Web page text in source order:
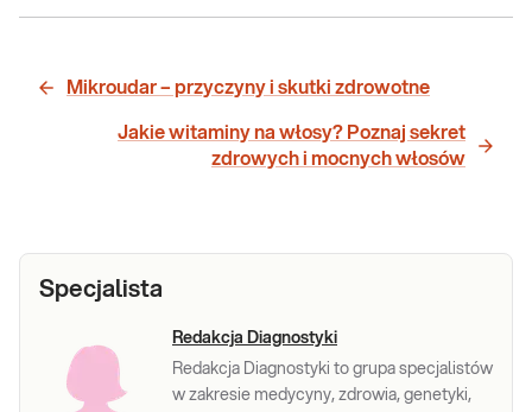
Mikroudar – przyczyny i skutki zdrowotne
Jakie witaminy na włosy? Poznaj sekret
zdrowych i mocnych włosów
Specjalista
Redakcja Diagnostyki
Redakcja Diagnostyki to grupa specjalistów
w zakresie medycyny, zdrowia, genetyki,